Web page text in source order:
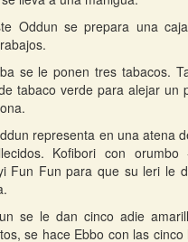
Oddun se prepara una
se le ponen tres tabacos.
tabaco verde para alejar un
representa en una atena
Kofibori con orumbo
Fun Fun para que su leri le
se le dan cinco adie
se hace Ebbo con las